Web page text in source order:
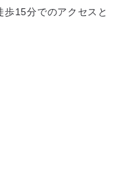
15分でのアクセスと